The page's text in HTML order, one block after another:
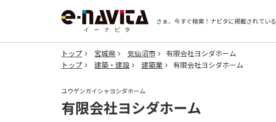
さぁ、今すぐ検索！ ナビタに掲載されている
トップ 宮城県 気仙沼市
有限会社ヨシダホーム
トップ
建築・建設 建築業 有限会社ヨシダホーム
ユウゲンガイシャヨシダホーム
有限会社ヨシダホーム